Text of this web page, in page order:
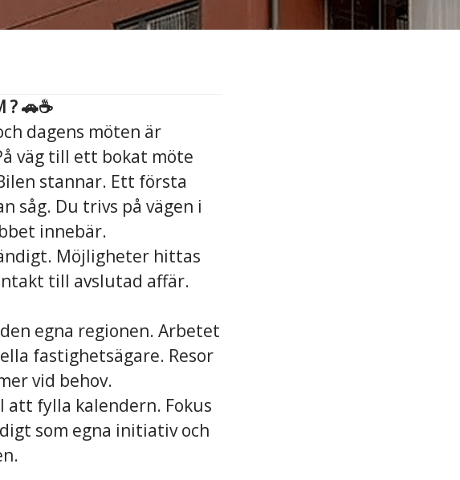
? 🚗☕️
dagens möten är
väg till ett bokat möte
stannar. Ett första
såg. Du trivs på vägen i
innebär.
Möjligheter hittas
till avslutad affär.
egna regionen. Arbetet
fastighetsägare. Resor
vid behov.
att fylla kalendern. Fokus
som egna initiativ och